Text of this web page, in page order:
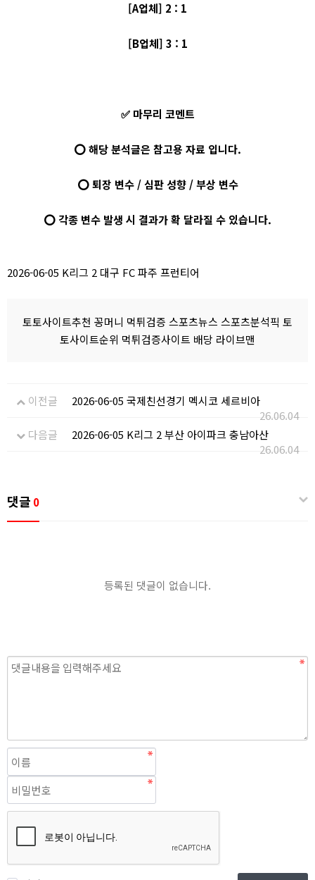
[A업체] 2 : 1
[B업체] 3 : 1
✅ 마무리 코멘트
⭕ 해당 분석글은 참고용 자료 입니다.
⭕ 퇴장 변수 / 심판 성향 / 부상 변수
⭕ 각종 변수 발생 시 결과가 확 달라질 수 있습니다.
2026-06-05 K리그 2 대구 FC 파주 프런티어
토토사이트추천 꽁머니 먹튀검증 스포츠뉴스 스포츠분석픽 토
토사이트순위 먹튀검증사이트 배당 라이브맨
이전글
2026-06-05 국제친선경기 멕시코 세르비아
26.06.04
다음글
2026-06-05 K리그 2 부산 아이파크 충남아산
26.06.04
댓글 0
등록된 댓글이 없습니다.